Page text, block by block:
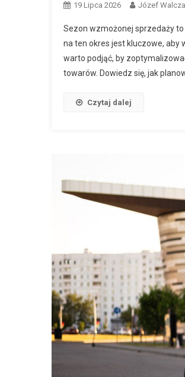
19 Lipca 2026 Józef
Sezon wzmożonej sprzedaży
na ten okres jest kluczowe, aby
warto podjąć, by
towarów. Dowiedz się, jak
Czytaj dalej